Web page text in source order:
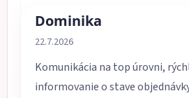
Dominika
Hodnotenie obchodu je 5 z 5
22.7.2026
Komunikácia na top úrovni,
informovanie o stave